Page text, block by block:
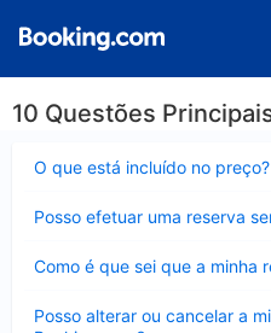
10 Questões
O que está incluído no preço?
fechado
Posso efetuar uma reserva
fechado
Como é que sei que a minha
fechado
Posso alterar ou cancelar a
fechado